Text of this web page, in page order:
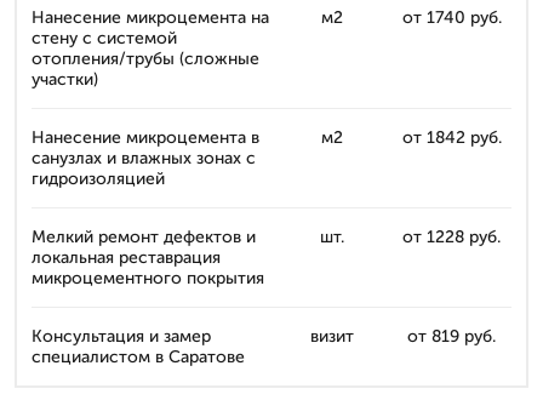
Нанесение микроцемента на
стену с системой
отопления/трубы (сложные
участки)
м2 от 1740 руб.
Нанесение микроцемента в
санузлах и влажных зонах с
гидроизоляцией
м2 от 1842 руб.
Мелкий ремонт дефектов и
локальная реставрация
микроцементного покрытия
шт. от 1228 руб.
Консультация и замер
специалистом в Саратове
визит от 819 руб.